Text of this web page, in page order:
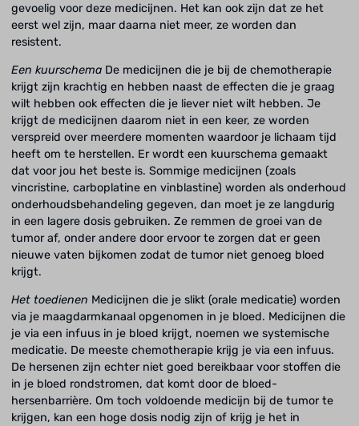
gevoelig voor deze medicijnen. Het kan ook zijn dat ze het
eerst wel zijn, maar daarna niet meer, ze worden dan
resistent.
Een kuurschema De medicijnen die je bij de chemotherapie
krijgt zijn krachtig en hebben naast de effecten die je graag
wilt hebben ook effecten die je liever niet wilt hebben. Je
krijgt de medicijnen daarom niet in een keer, ze worden
verspreid over meerdere momenten waardoor je lichaam tijd
heeft om te herstellen. Er wordt een kuurschema gemaakt
dat voor jou het beste is. Sommige medicijnen (zoals
vincristine, carboplatine en vinblastine) worden als onderhoud
onderhoudsbehandeling gegeven, dan moet je ze langdurig
in een lagere dosis gebruiken. Ze remmen de groei van de
tumor af, onder andere door ervoor te zorgen dat er geen
nieuwe vaten bijkomen zodat de tumor niet genoeg bloed
krijgt.
Het toedienen Medicijnen die je slikt (orale medicatie) worden
via je maagdarmkanaal opgenomen in je bloed. Medicijnen die
je via een infuus in je bloed krijgt, noemen we systemische
medicatie. De meeste chemotherapie krijg je via een infuus.
De hersenen zijn echter niet goed bereikbaar voor stoffen die
in je bloed rondstromen, dat komt door de bloed-
hersenbarrière. Om toch voldoende medicijn bij de tumor te
krijgen, kan een hoge dosis nodig zijn of krijg je het in